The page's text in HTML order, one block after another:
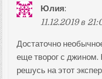
Юлия:
11.12.2019 в
Достаточно
еще творог с джином.
решусь на этот